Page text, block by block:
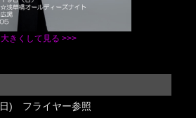
大きくして見る >>>
) フライヤー参照